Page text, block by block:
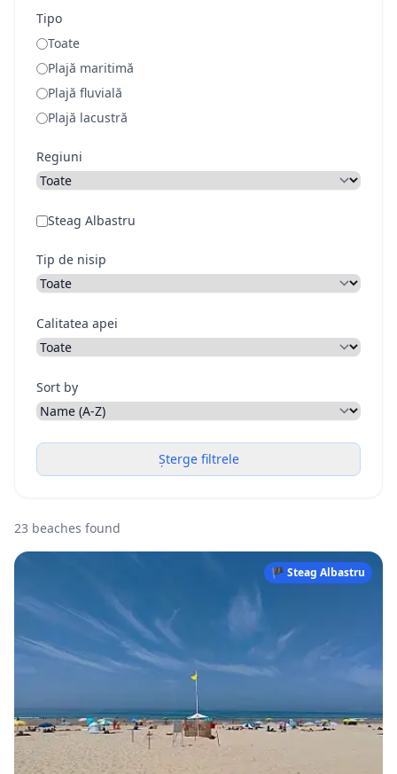
Tipo
Toate
Plajă maritimă
Plajă fluvială
Plajă lacustră
Regiuni
Steag Albastru
Tip de nisip
Calitatea apei
Sort by
Șterge filtrele
23 beaches found
🏴 Steag Albastru